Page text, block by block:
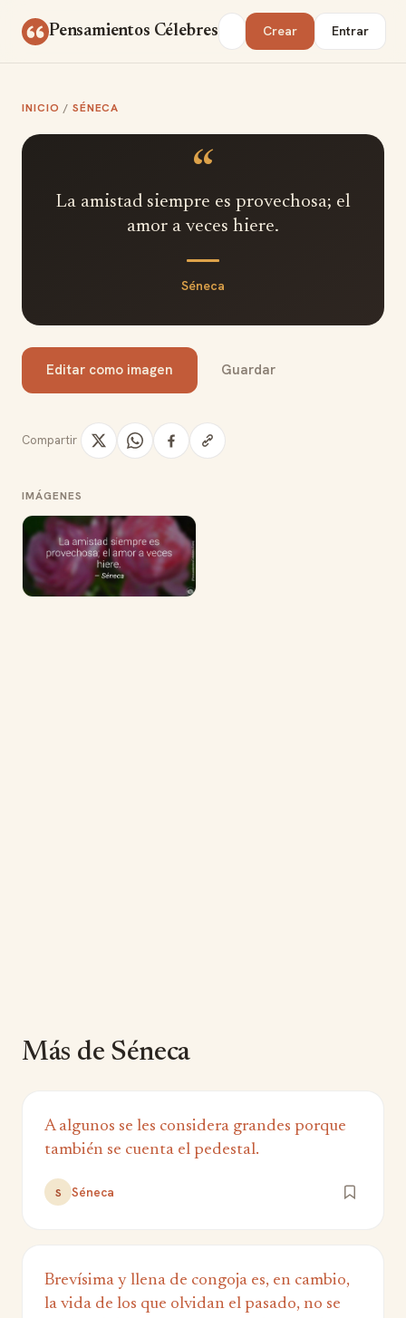
Pensamientos Célebres Buscar Crear Entrar
INICIO / SÉNECA
“
La amistad siempre es provechosa; el
amor a veces hiere.
Séneca
Editar como imagen Guardar
Compartir
IMÁGENES
Más de Séneca
A algunos se les considera grandes porque
también se cuenta el pedestal.
S Séneca
Brevísima y llena de congoja es, en cambio,
la vida de los que olvidan el pasado, no se